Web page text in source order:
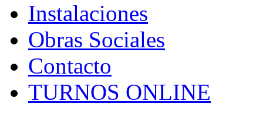
Instalaciones
Obras Sociales
Contacto
TURNOS ONLINE